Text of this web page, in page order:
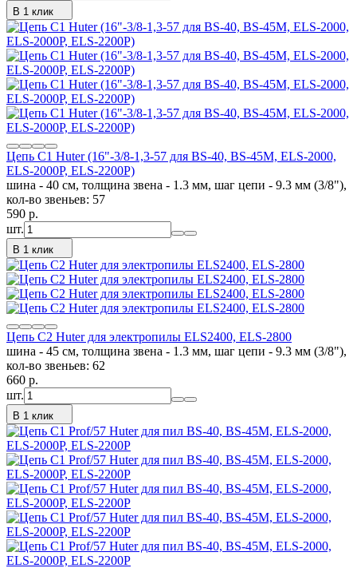
В 1 клик
Цепь C1 Huter (16"-3/8-1,3-57 для BS-40, BS-45M, ELS-2000,
ELS-2000Р, ELS-2200Р)
шина - 40 см, толщина звена - 1.3 мм, шаг цепи - 9.3 мм (3/8"),
кол-во звеньев: 57
590 p.
шт.
В 1 клик
Цепь C2 Huter для электропилы ELS2400, ELS-2800
шина - 45 см, толщина звена - 1.3 мм, шаг цепи - 9.3 мм (3/8"),
кол-во звеньев: 62
660 p.
шт.
В 1 клик